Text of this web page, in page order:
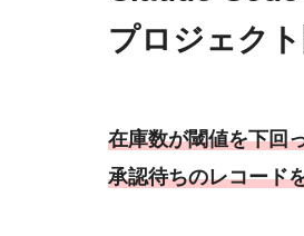
プロジェク
在庫数が閾値を下回
承認待ちのレコード